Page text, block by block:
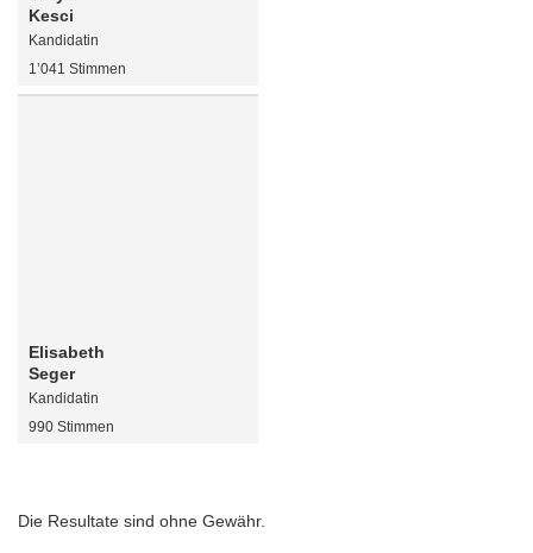
Kesci
Kandidatin
1’041 Stimmen
Elisabeth
Seger
Kandidatin
990 Stimmen
Die Resultate sind ohne Gewähr.